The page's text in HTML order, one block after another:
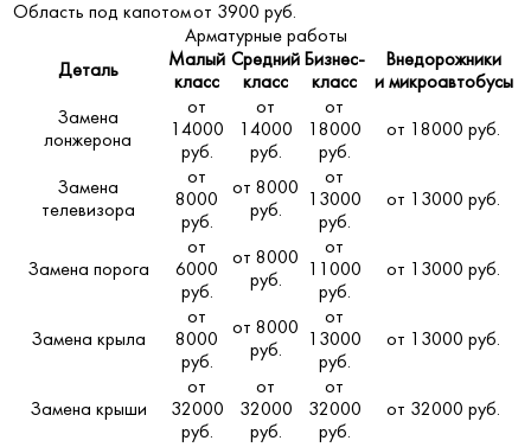
Область под капотомот 3900 руб.
Арматурные работы
Деталь
Малый
класс
Средний
класс
Бизнес-
класс
Внедорожники
и микроавтобусы
Замена
лонжерона
от
14000
руб.
от
14000
руб.
от
18000
руб.
от 18000 руб.
Замена
телевизора
от
8000
руб.
от 8000
руб.
от
13000
руб.
от 13000 руб.
Замена порога
от
6000
руб.
от 8000
руб.
от
11000
руб.
от 13000 руб.
Замена крыла
от
8000
руб.
от 8000
руб.
от
13000
руб.
от 13000 руб.
Замена крыши
от
32000
руб.
от
32000
руб.
от
32000
руб.
от 32000 руб.